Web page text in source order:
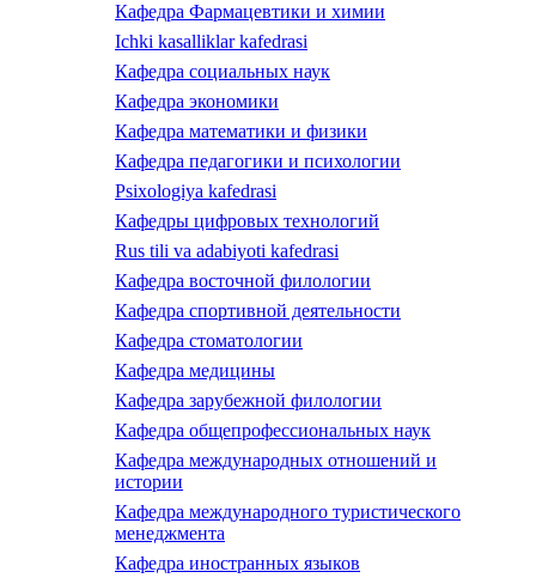
Кафедра Фармацевтики и химии
Ichki kasalliklar kafedrasi
Кафедра социальных наук
Кафедра экономики
Кафедра математики и физики
Кафедра педагогики и психологии
Psixologiya kafedrasi
Кафедры цифровых технологий
Rus tili va adabiyoti kafedrasi
Кафедра восточной филологии
Кафедра спортивной деятельности
Кафедра стоматологии
Кафедра медицины
Кафедра зарубежной филологии
Кафедра общепрофессиональных наук
Кафедра международных отношений и
истории
Кафедра международного туристического
менеджмента
Кафедра иностранных языков